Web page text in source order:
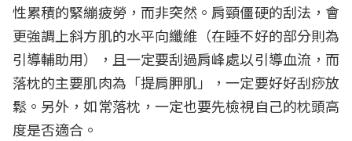
性累積的緊繃疲勞，而非突然。肩頸僵硬的刮法，會
更強調上斜方肌的水平向纖維（在睡不好的部分則為
引導輔助用），且一定要刮過肩峰處以引導血流，而
落枕的主要肌肉為「提肩胛肌」，一定要好好刮痧放
鬆。另外，如常落枕，一定也要先檢視自己的枕頭高
度是否適合。